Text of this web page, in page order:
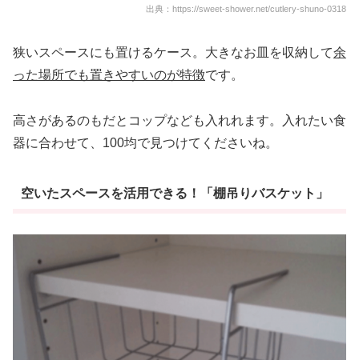
出典：https://sweet-shower.net/cutlery-shuno-0318
狭いスペースにも置けるケース。大きなお皿を収納して余
った場所でも置きやすいのが特徴です。
高さがあるのもだとコップなども入れれます。入れたい食
器に合わせて、100均で見つけてくださいね。
空いたスペースを活用できる！「棚吊りバスケット」